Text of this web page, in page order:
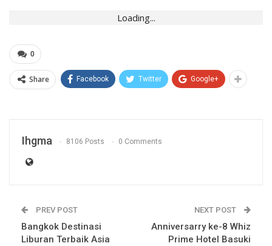
Loading...
0
Share Facebook Twitter Google+
Ihgma 8106 Posts 0 Comments
PREV POST
Bangkok Destinasi
Liburan Terbaik Asia
NEXT POST
Anniversarry ke-8 Whiz
Prime Hotel Basuki